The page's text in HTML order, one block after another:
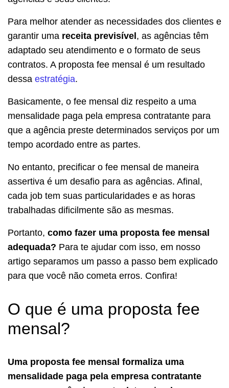
Para melhor atender as necessidades dos clientes e
garantir uma receita previsível , as agências têm
adaptado seu atendimento e o formato de seus
contratos. A proposta fee mensal é um resultado
dessa estratégia.
Basicamente, o fee mensal diz respeito a uma
mensalidade paga pela empresa contratante para
que a agência preste determinados serviços por um
tempo acordado entre as partes.
No entanto, precificar o fee mensal de maneira
assertiva é um desafio para as agências. Afinal,
cada job tem suas particularidades e as horas
trabalhadas dificilmente são as mesmas.
Portanto, como fazer uma proposta fee mensal
adequada? Para te ajudar com isso, em nosso
artigo separamos um passo a passo bem explicado
para que você não cometa erros. Confira!
O que é uma proposta fee
mensal?
Uma proposta fee mensal formaliza uma
mensalidade paga pela empresa contratante